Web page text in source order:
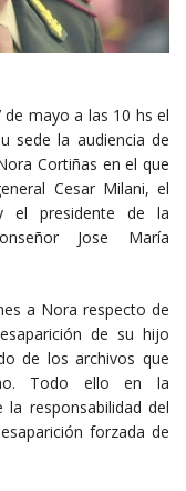
de mayo a las 10 hs el
sede la audiencia de
Cortiñas en el que
Cesar Milani, el
el presidente de la
Jose María
a Nora respecto de
de su hijo
de los archivos que
Todo ello en la
responsabilidad del
forzada de